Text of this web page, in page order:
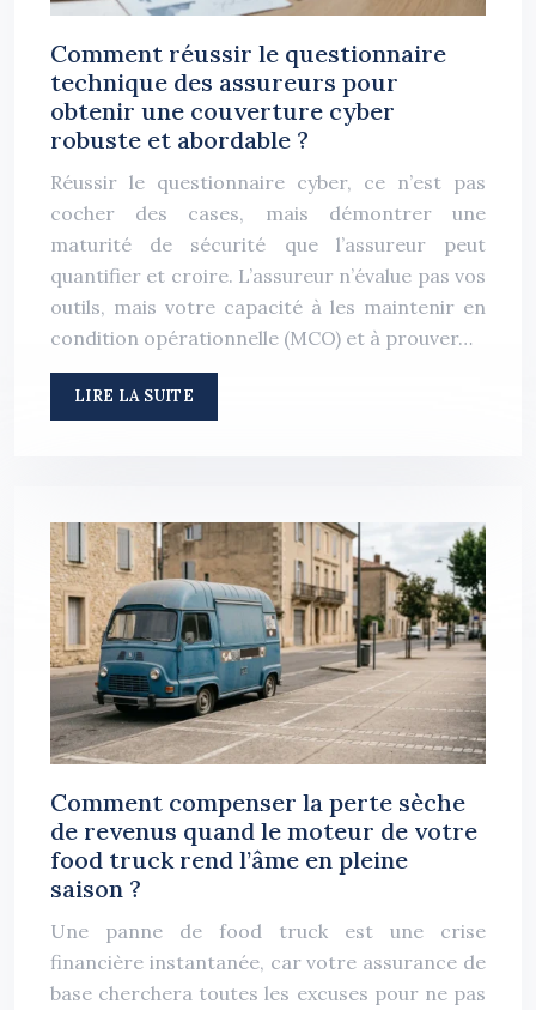
Comment réussir le questionnaire
technique des assureurs pour
obtenir une couverture cyber
robuste et abordable ?
Réussir le questionnaire cyber, ce n’est pas
cocher des cases, mais démontrer une
maturité de sécurité que l’assureur peut
quantifier et croire. L’assureur n’évalue pas vos
outils, mais votre capacité à les maintenir en
condition opérationnelle (MCO) et à prouver…
LIRE LA SUITE
Comment compenser la perte sèche
de revenus quand le moteur de votre
food truck rend l’âme en pleine
saison ?
Une panne de food truck est une crise
financière instantanée, car votre assurance de
base cherchera toutes les excuses pour ne pas